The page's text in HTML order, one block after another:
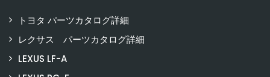
トヨタ パーツカタログ詳細
レクサス パーツカタログ詳細
LEXUS LF-A